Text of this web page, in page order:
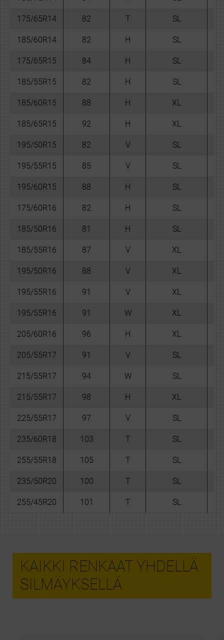
175/65R14 82 T SL
185/60R14 82 H SL
175/65R15 84 H SL
185/55R15 82 H SL
185/60R15 88 H XL
185/65R15 92 H XL
195/50R15 82 V SL
195/55R15 85 V SL
195/60R15 88 H SL
175/60R16 82 H SL
185/50R16 81 H SL
185/55R16 87 V XL
195/50R16 88 V XL
195/55R16 91 V XL
195/55R16 91 W XL
205/60R16 96 H XL
205/55R17 91 V SL
215/55R17 94 W SL
215/55R17 98 H XL
225/55R17 97 V SL
235/60R18 103 T SL
255/55R18 105 T SL
235/50R20 100 T SL
255/45R20 101 T SL
KAIKKI RENKAAT YHDELLÄ
SILMÄYKSELLÄ